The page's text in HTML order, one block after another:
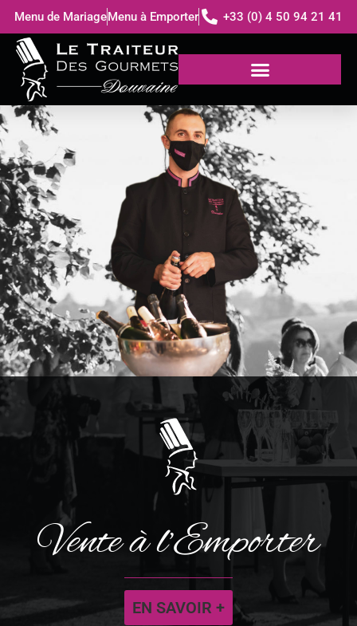
Menu de MariageMenu à Emporter +33 (0) 4 50 94 21 41
Vente à l’Emporter
EN SAVOIR +